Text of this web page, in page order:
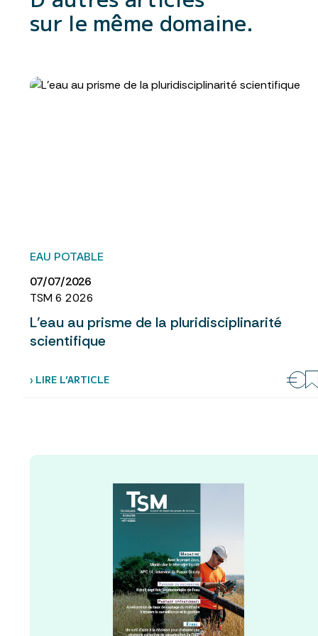
sur le même domaine.
EAU POTABLE
07/07/2026
TSM 6 2026
L’eau au prisme de la pluridisciplinarité
scientifique
› LIRE L’ARTICLE